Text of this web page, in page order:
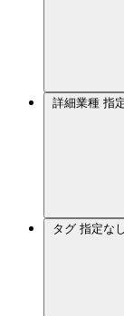
詳細業種 指
タグ 指定なし